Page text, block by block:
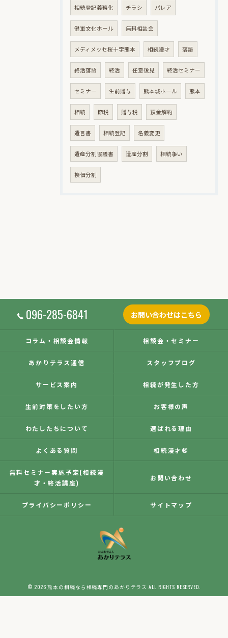
相続登記義務化 チラシ パレア
健軍文化ホール 無料相談会
メディメッセ桜十字熊本 相続漫才 落語
終活落語 終活 任意後見 終活セミナー
セミナー 生前贈与 熊本城ホール 熊本
相続 節税 贈与税 預金解約
遺言書 相続登記 名義変更
遺産分割協議書 遺産分割 相続争い
換価分割
096-285-6841 お問い合わせはこちら
コラム・相談会情報 相談会・セミナー
あかりテラス通信 スタッフブログ
サービス案内 相続が発生した方
生前対策をしたい方 お客様の声
わたしたちについて 選ばれる理由
よくある質問 相続漫才®
無料セミナー実施予定(相続漫
才・終活講座)
お問い合わせ
プライバシーポリシー サイトマップ
© 2026 熊本の相続なら相続専門のあかりテラス ALL RIGHTS RESERVED.